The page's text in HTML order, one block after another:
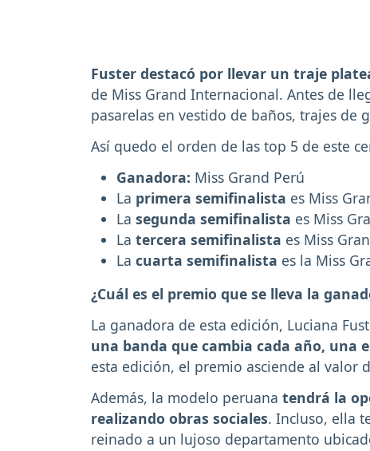
Fuster destacó por llevar un traje
de Miss Grand Internacional. Antes de
pasarelas en vestido de baños, trajes de
Así quedo el orden de las top 5 de este
Ganadora: Miss Grand Perú
La primera semifinalista es Miss
La segunda semifinalista es Miss
La tercera semifinalista es Miss
La cuarta semifinalista es la Miss
¿Cuál es el premio que se lleva la
La ganadora de esta edición, Luciana
una banda que cambia cada año, una
esta edición, el premio asciende al valor
Además, la modelo peruana tendrá la
realizando obras sociales. Incluso, ella
reinado a un lujoso departamento